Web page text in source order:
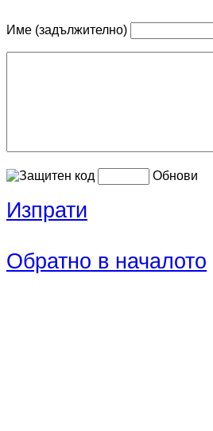
Име (задължително)
Обнови
Изпрати
Обратно в началото